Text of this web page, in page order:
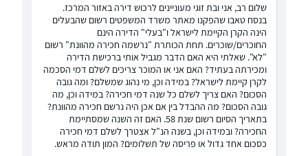
שלום רב, אני ובת זוגי מעוניינים לרכוש דירה באזור המרכז.
בנסח טאבו שהפקנו מאתר משרד המשפטים רשום שהבעלים
הינה הקרן הקיימת לישראל ו"בעלי" הדירה הינם
החוכרים/שוכרים. תחת הכותרת "נרשמה חכירה מהוונת" רשום
"לא". שאלתי היא האם הדבר מגביל אותי ברכישת הדירה
ומכירתה בעתיד? האם אני או המוכר צריכים לשלם דמי הסכמה
לקרן קיימת לישראל? במידה וכן, מי נהוג שמשלם? ומה גובה
הסכום? האם צריך לשלם כל שנה דמי חכירה? במידה וכן, מה
גובה הסכום? מה ההבדל בין אם אכן היה נרשם חכירה מהוונת?
בתאריך הסיום רשום שנת 58. האם זה השנה שמסתיימת
החכירה? ובמידה וכן, בשנה הנ"ל אצטרך לשלם דמי חכירה
כסכום אחד גדול או פריסה של תשלומים? המון תודה מראש.